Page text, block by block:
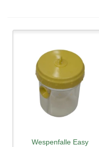
Wespenfalle Easy